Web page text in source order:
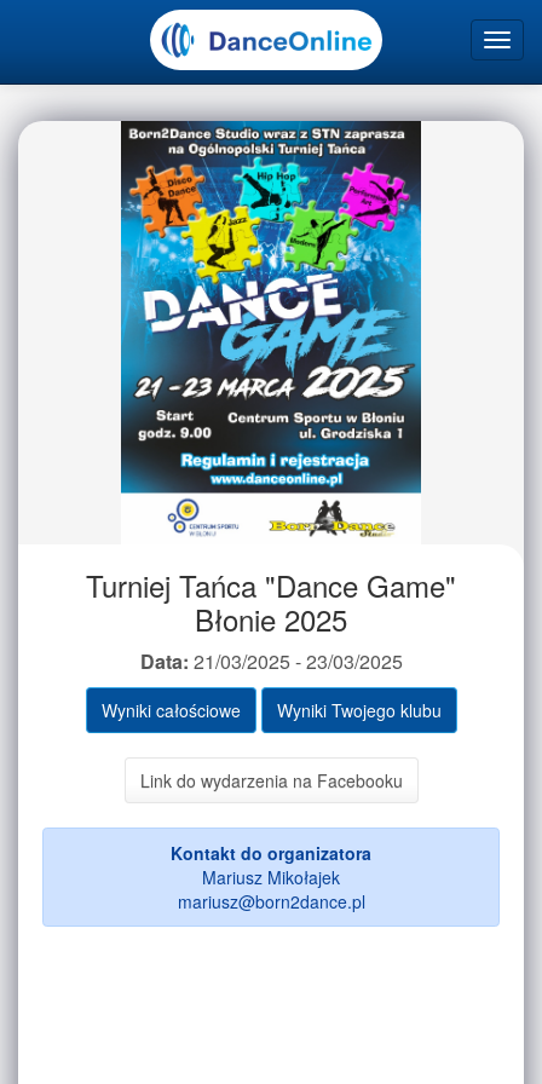
Turniej Tańca "Dance Game"
Błonie 2025
Data: 21/03/2025 - 23/03/2025
Wyniki całościowe Wyniki Twojego klubu
Link do wydarzenia na Facebooku
Kontakt do organizatora
Mariusz Mikołajek
mariusz@born2dance.pl